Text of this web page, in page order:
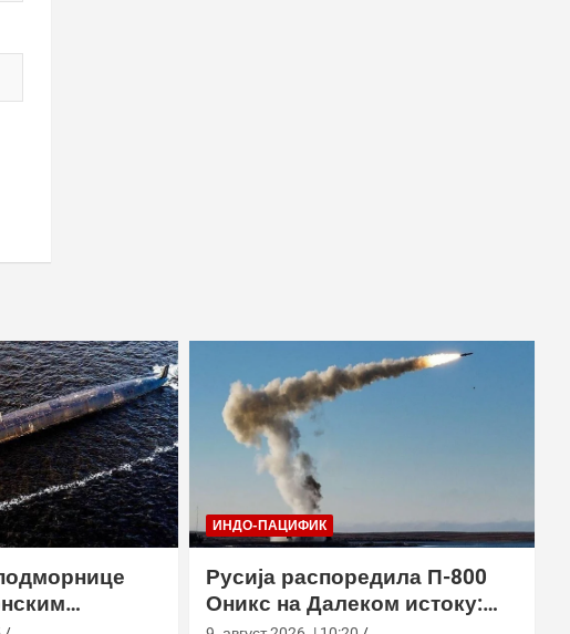
ИНДО-ПАЦИФИК
Русија распоредила П-800
Оникс на Далеком истоку: